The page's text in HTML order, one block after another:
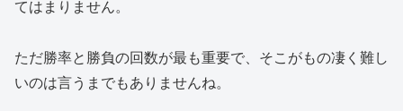
てはまりません。
ただ勝率と勝負の回数が最も重要で、そこがもの凄く難し
いのは言うまでもありませんね。